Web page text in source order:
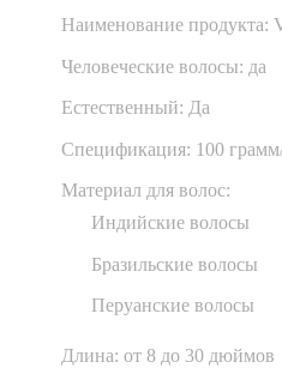
Наименование продукта:
Человеческие волосы: да
Естественный: Да
Спецификация: 100
Материал для волос:
Индийские волосы
Бразильские волосы
Перуанские волосы
Длина: от 8 до 30 дюймов